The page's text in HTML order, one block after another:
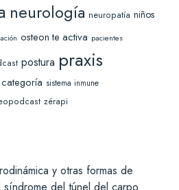
neurología neuropatía niños
osteon te activa pacientes
postura praxis
categoría sistema inmune
zérapi